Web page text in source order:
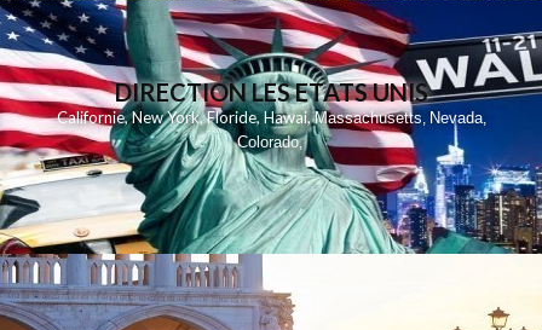
DIRECTION LES ETATS UNIS
Californie,New York,Floride,Hawai,Massachusetts, Nevada,
Colorado,